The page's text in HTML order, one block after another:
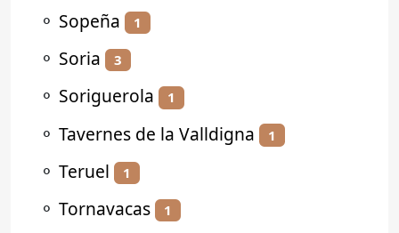
⚬ Sopeña 1
⚬ Soria 3
⚬ Soriguerola 1
⚬ Tavernes de la Valldigna 1
⚬ Teruel 1
⚬ Tornavacas 1